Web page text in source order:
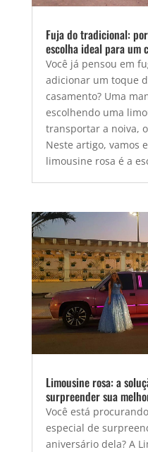
Fuja do tradicional:
escolha ideal para um
Você já pensou em
adicionar um toque
casamento? Uma
escolhendo uma
transportar a noiva,
Neste artigo, vamos
limousine rosa é a
Limousine rosa: a
surpreender sua
Você está
especial de
aniversário dela? A